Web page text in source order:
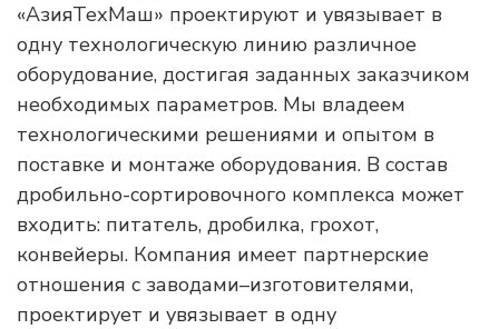
«АзияТехМаш» проектируют и увязывает в
одну технологическую линию различное
оборудование, достигая заданных заказчиком
необходимых параметров. Мы владеем
технологическими решениями и опытом в
поставке и монтаже оборудования. В состав
дробильно-сортировочного комплекса может
входить: питатель, дробилка, грохот,
конвейеры. Компания имеет партнерские
отношения с заводами–изготовителями,
проектирует и увязывает в одну